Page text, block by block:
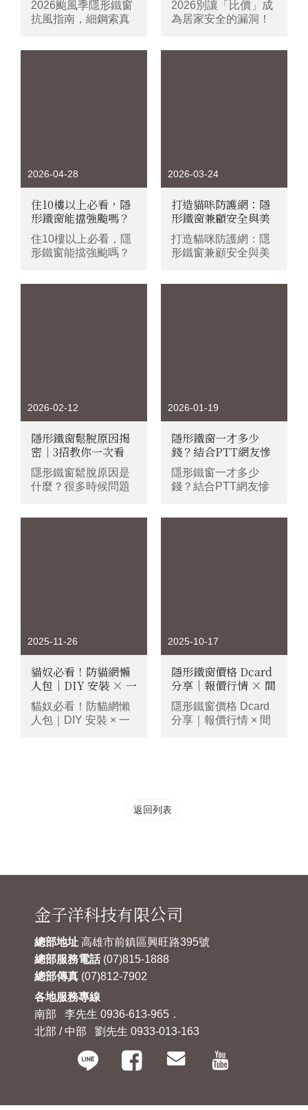
2026颱風季隱形鐵窗
抗風指南，細鋼索真
差這麼多？安裝前必
看的3大重點
2026別讓「比價」成
為居家安全的漏洞！
2026-04-28
住10樓以上必看，隱
形鐵窗能擋強颱嗎？
高樓層防颱抗風指
南！
住10樓以上必看，隱
形鐵窗能擋強颱嗎？
2026-03-24
打造貓咪防護網：隱
形鐵窗兼顧安全與美
觀的終極方案！
打造貓咪防護網：隱
形鐵窗兼顧安全與美
2026-02-12
隱形鐵窗鬆脫原因揭
密｜3招教你一次看
懂！
隱形鐵窗鬆脫原因是
什麼？很多時候問題
的擔心。
2026-01-19
隱形鐵窗一才多少
錢？結合PTT網友慘
痛案例揭密報價單裡
的「隱藏成本」與安
全陷阱！
隱形鐵窗一才多少
錢？結合PTT網友慘
2025-11-26
貓奴必看！防貓網懶
人包｜DIY 安裝 × 一
表看懂最安全選擇
貓奴必看！防貓網懶
人包｜DIY 安裝 × 一
2025-10-17
隱形鐵窗價格 Dcard
分享｜報價行情 × 間
距安全 × 廠商挑選
隱形鐵窗價格 Dcard
分享｜報價行情 × 間
返回列表
金子洋科技有限公司
總部地址 高雄市前鎮區興旺路395號
總部服務電話 (07)815-1888
總部傳真 (07)812-7902
各地服務專線
南部 李先生 0936-613-965．
北部 / 中部 劉先生 0933-013-163